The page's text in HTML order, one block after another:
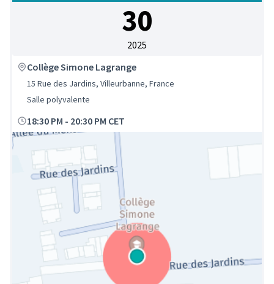
30
2025
Collège Simone Lagrange
15 Rue des Jardins, Villeurbanne, France
Salle polyvalente
18:30 PM - 20:30 PM CET